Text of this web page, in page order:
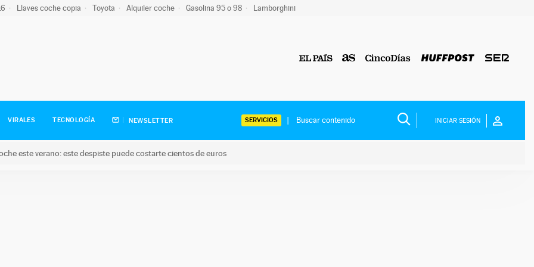
Llaves coche copia Toyota Alquiler coche Gasolina 95 o 98 Lamborghini
VIRALES TECNOLOGÍA NEWSLETTER SERVICIOS INICIAR SESIÓN
este verano: este despiste puede costarte cientos de euros